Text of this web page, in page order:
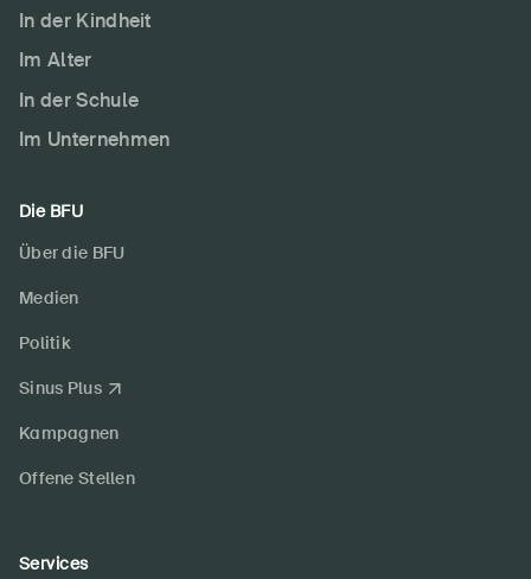
In der Kindheit
Im Alter
In der Schule
Im Unternehmen
Die BFU
Über die BFU
Medien
Politik
Sinus Plus
Kampagnen
Offene Stellen
Services